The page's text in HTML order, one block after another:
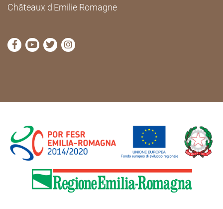
Châteaux d'Emilie Romagne
Visitez la page Facebook de Cammini Emilia-
Visitez la page YouTube de Cammini Emilia-
Visitez la page Twitter de Cammini Emilia-
Visitez la page Instagram de Cammini